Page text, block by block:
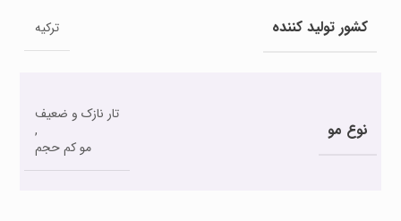
کشور تولید کننده ترکیه
نوع مو
تار نازک و ضعیف
,
مو کم حجم